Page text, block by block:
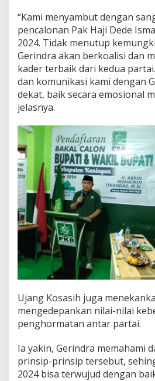
“Kami menyambut dengan
pencalonan Pak Haji Dede
2024. Tidak menutup
Gerindra akan berkoalisi dan
kader terbaik dari kedua
dan komunikasi kami dengan
dekat, baik secara emosional
jelasnya.
Ujang Kosasih juga
mengedepankan nilai-nilai
penghormatan antar partai.
Ia yakin, Gerindra memahami
prinsip-prinsip tersebut,
2024 bisa terwujud dengan